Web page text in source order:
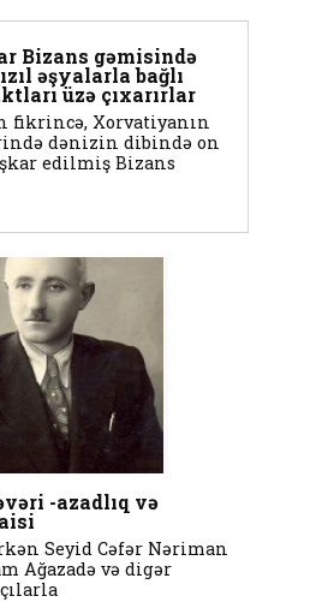
Bizans gəmisində
əşyalarla bağlı
üzə çıxarırlar
fikrincə, Xorvatiyanın
dənizin dibində on
edilmiş Bizans
-azadlıq və
Seyid Cəfər Nəriman
Ağazadə və digər